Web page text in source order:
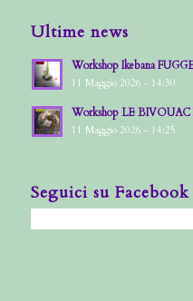
Ultime news
Workshop Ikebana
11 Maggio 2026 - 14:30
Workshop LE
11 Maggio 2026 - 14:25
Seguici su Facebook